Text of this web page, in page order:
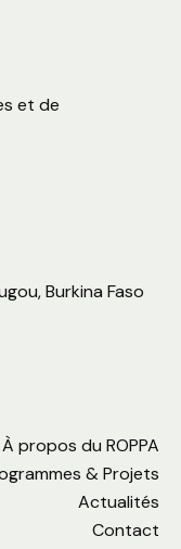
et de
Burkina Faso
À propos du ROPPA
& Projets
Actualités
Contact